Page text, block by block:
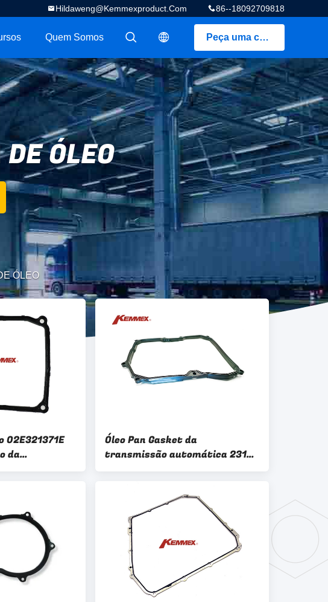
86--18092709818
Hildaweng@kemmexproduct.com
Peça uma cotação
描述
描述
Quem Somos
ÓLEO
ÓLEO
da
321 371E
Óleo Pan Gasket da
transmissão automática 231
09G 321 370 09G321370